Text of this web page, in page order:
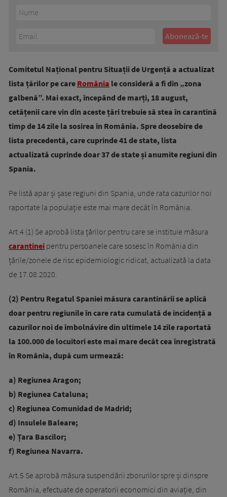
Comitetul Național pentru Situații de Urgență a actualizat
lista țărilor pe care România le consideră a fi din „zona
galbenă”. Mai exact, începând de marți, 18 august,
cetățenii care vin din aceste țări trebuie să stea în carantină
timp de 14 zile la sosirea în România. Spre deosebire de
lista precedentă, care cuprinde 41 de state, lista
actualizată cuprinde doar 37 de state și anumite regiuni din
Spania.
Pe listă apar și șase regiuni din Spania, unde rata cazurilor noi
raportate la populație este mai mare decât în România.
Art.4 (1) Se aprobă lista țărilor pentru care se instituie măsura
carantinei pentru persoanele care sosesc în România din
țările/zonele de risc epidemiologic ridicat, actualizată la data
de 17.08.2020.
(2) Pentru Regatul Spaniei măsura carantinării se aplică
doar pentru regiunile în care rata cumulată de incidență a
cazurilor noi de îmbolnăvire din ultimele 14 zile raportată
la 100.000 de locuitori este mai mare decât cea înregistrată
în România, după cum urmează:
a) Regiunea Aragon;
b) Regiunea Cataluna;
c) Regiunea Comunidad de Madrid;
d) Insulele Baleare;
e) Țara Bascilor;
f) Regiunea Navarra.
Art.5 Se aprobă măsura suspendării zborurilor spre și dinspre
România, efectuate de operatorii economici din aviație, din